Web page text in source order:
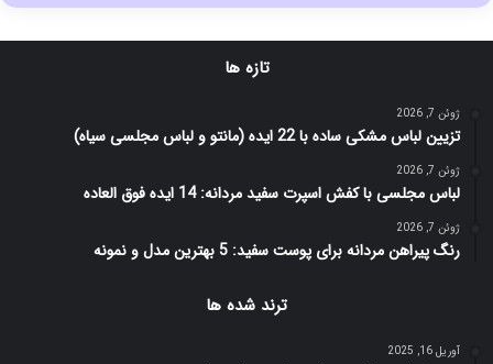
تازه ها
ژوئن 7, 2026
تزیین لباس مشکی ساده با 22 ایده (مانتو و لباس مجلسی سیاه)
ژوئن 7, 2026
لباس مجلسی با کفش اسپرت سفید مردانه: 14 ایده فوق العاده
ژوئن 7, 2026
رنگ پیراهن مردانه برای پوست سفید: 5 بهترین مدل و نمونه
ترند شده ها
آوریل 16, 2025